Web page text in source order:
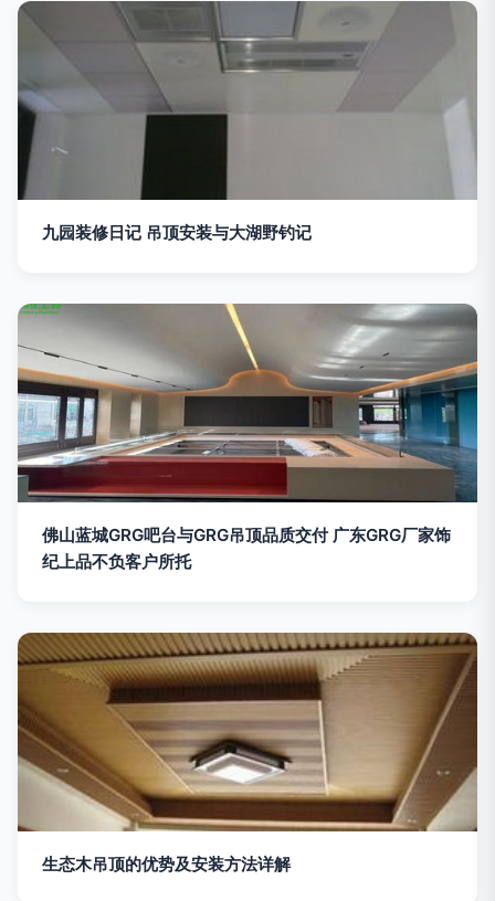
九园装修日记 吊顶安装与大湖野钓记
佛山蓝城GRG吧台与GRG吊顶品质交付 广东GRG厂家饰
纪上品不负客户所托
生态木吊顶的优势及安装方法详解